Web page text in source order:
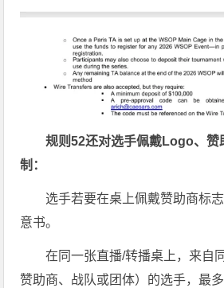
规则52还对选手佩戴Logo、赞
制：
选手若要在桌上佩戴赞助商标
意书。
在同一张直播/转播桌上，来自
赞助商、战队或团体）的选手，最